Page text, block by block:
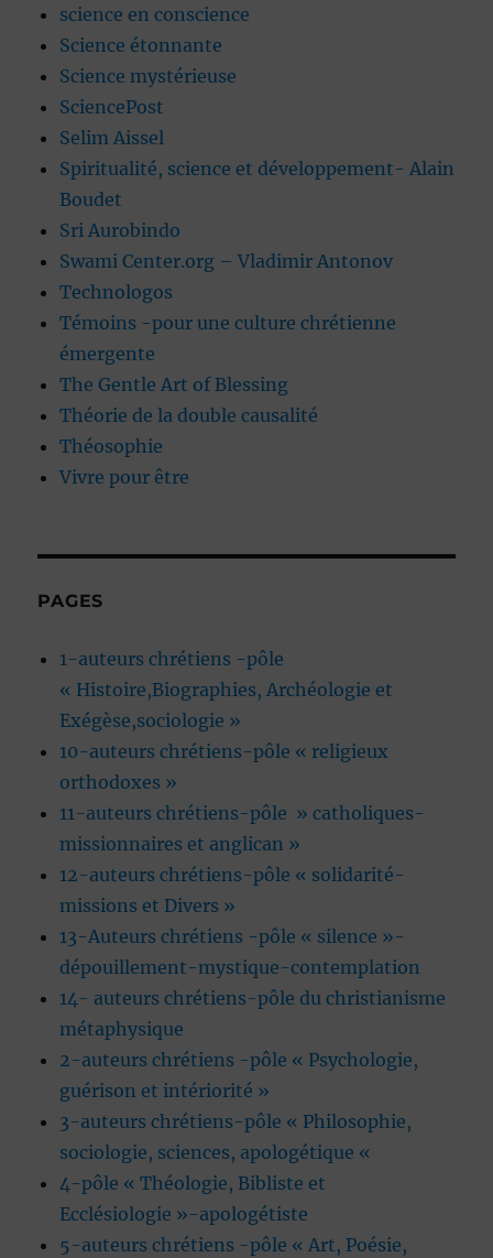
science en conscience
Science étonnante
Science mystérieuse
SciencePost
Selim Aissel
Spiritualité, science et développement- Alain
Boudet
Sri Aurobindo
Swami Center.org – Vladimir Antonov
Technologos
Témoins -pour une culture chrétienne
émergente
The Gentle Art of Blessing
Théorie de la double causalité
Théosophie
Vivre pour être
PAGES
1-auteurs chrétiens -pôle
« Histoire,Biographies, Archéologie et
Exégèse,sociologie »
10-auteurs chrétiens-pôle « religieux
orthodoxes »
11-auteurs chrétiens-pôle » catholiques-
missionnaires et anglican »
12-auteurs chrétiens-pôle « solidarité-
missions et Divers »
13-Auteurs chrétiens -pôle « silence »-
dépouillement-mystique-contemplation
14- auteurs chrétiens-pôle du christianisme
métaphysique
2-auteurs chrétiens -pôle « Psychologie,
guérison et intériorité »
3-auteurs chrétiens-pôle « Philosophie,
sociologie, sciences, apologétique «
4-pôle « Théologie, Bibliste et
Ecclésiologie »-apologétiste
5-auteurs chrétiens -pôle « Art, Poésie,